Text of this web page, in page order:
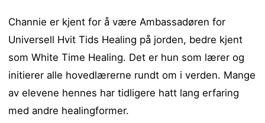
Channie er kjent for å være Ambassadøren for
Universell Hvit Tids Healing på jorden, bedre kjent
som White Time Healing. Det er hun som lærer og
initierer alle hovedlærerne rundt om i verden. Mange
av elevene hennes har tidligere hatt lang erfaring
med andre healingformer.